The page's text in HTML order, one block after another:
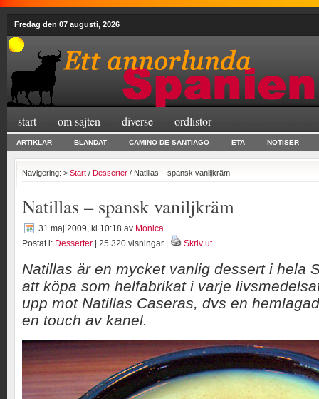
Fredag den 07 augusti, 2026
start om sajten diverse ordlistor
ARTIKLAR BLANDAT CAMINO DE SANTIAGO ETA NOTISER
Navigering: > Start / Desserter / Natillas – spansk vaniljkräm
Natillas – spansk vaniljkräm
31 maj 2009, kl 10:18 av Monica
Postat i: Desserter | 25 320 visningar | Skriv ut
Natillas är en mycket vanlig dessert i hela
att köpa som helfabrikat i varje
upp mot Natillas Caseras, dvs en
en touch av kanel.